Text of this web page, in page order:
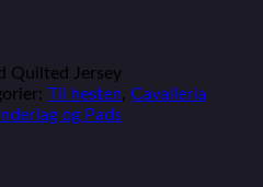
Quilted Jersey
Til hesten, Cavalleria
og Pads